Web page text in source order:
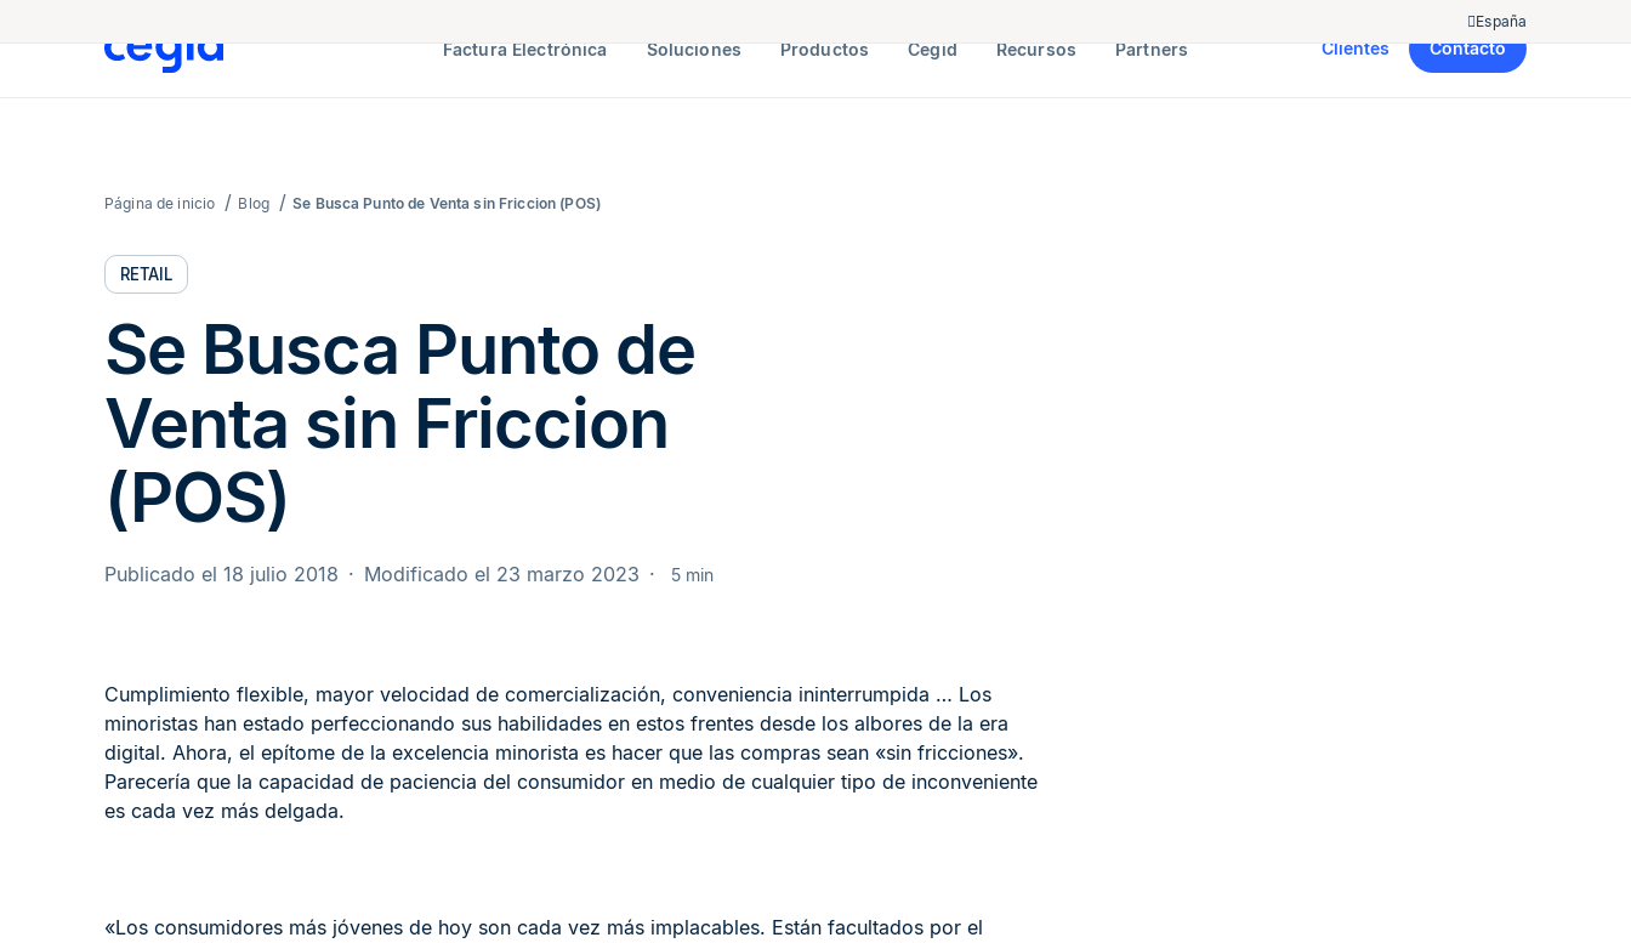
España
Factura Electrónica Soluciones Productos Cegid Recursos Partners Clientes Contacto
Página de inicio Blog Se Busca Punto de Venta sin Friccion (POS)
RETAIL
Se Busca Punto de
Venta sin Friccion
(POS)
Publicado el 18 julio 2018 Modificado el 23 marzo 2023 5 min
Cumplimiento flexible, mayor velocidad de comercialización, conveniencia ininterrumpida … Los
minoristas han estado perfeccionando sus habilidades en estos frentes desde los albores de la era
digital. Ahora, el epítome de la excelencia minorista es hacer que las compras sean «sin fricciones».
Parecería que la capacidad de paciencia del consumidor en medio de cualquier tipo de inconveniente
es cada vez más delgada.
«Los consumidores más jóvenes de hoy son cada vez más implacables. Están facultados por el